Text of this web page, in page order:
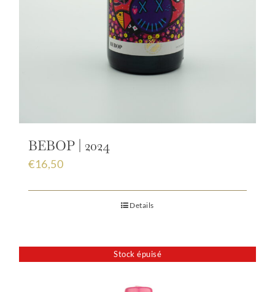
BEBOP | 2024
€16,50
Details
Stock épuisé